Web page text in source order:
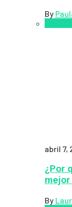
By
abril 7,
¿Por
By